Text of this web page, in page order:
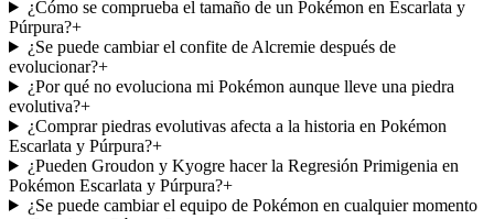
¿Cómo se comprueba el tamaño de un Pokémon en Escarlata y
Púrpura?+
¿Se puede cambiar el confite de Alcremie después de
evolucionar?+
¿Por qué no evoluciona mi Pokémon aunque lleve una piedra
evolutiva?+
¿Comprar piedras evolutivas afecta a la historia en Pokémon
Escarlata y Púrpura?+
¿Pueden Groudon y Kyogre hacer la Regresión Primigenia en
Pokémon Escarlata y Púrpura?+
¿Se puede cambiar el equipo de Pokémon en cualquier momento